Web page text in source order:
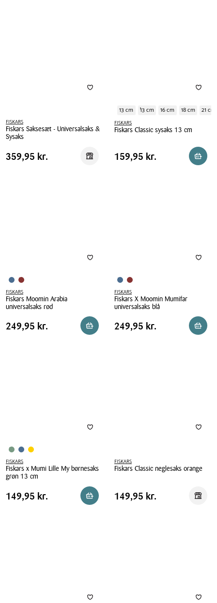
FISKARS
Fiskars Saksesæt - Universalsaks &
Sysaks
Fiskars
Saksesæt
Pris
Pris 359,95 kr.
359,95 kr. Reservér i butik
13 cm 13 cm 16 cm 18 cm 21 cm
FISKARS
Fiskars Classic sysaks 13 cm
Classic
sysaks
Pris
Pris 159,95 kr.
159,95 kr.
FISKARS
Fiskars Moomin Arabia
universalsaks rød
Fiskars
Moomin
Pris
Pris 249,95 kr.
249,95 kr. Reservér i butik
FISKARS
Fiskars X Moomin Mumifar
universalsaks blå
Fiskars
X
Pris
Pris 249,95 kr.
249,95 kr.
FISKARS
Fiskars x Mumi Lille My børnesaks
grøn 13 cm
Fiskars
x
Pris
Pris 149,95 kr.
149,95 kr. Reservér i butik
FISKARS
Fiskars Classic neglesaks orange
Classic
neglesaks
Pris
Pris 149,95 kr.
149,95 kr.